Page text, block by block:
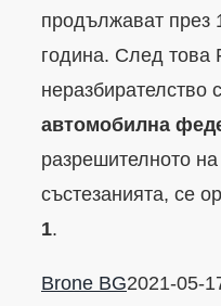
продължават през
година. След това
неразбирателство с
автомобилна
разрешителното
състезанията, се
1.
Brone BG2021-05-